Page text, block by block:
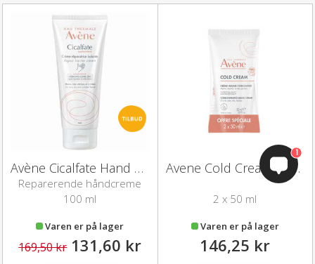
Avène Cicalfate Hand Cream
Reparerende håndcreme
100 ml
Varen er på lager
169,50 kr 131,60 kr
Avene Cold Cream Handcream duo
2 x 50 ml
Varen er på lager
146,25 kr
1